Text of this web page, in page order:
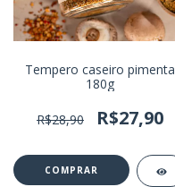
Tempero caseiro pimenta
180g
R$28,90 R$27,90